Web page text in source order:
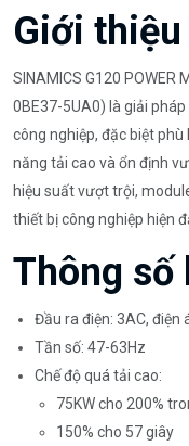
Giới
SINAMICS G120 POWER
0BE37-5UA0) là giải
công nghiệp, đặc biệt
năng tải cao và ổn định
hiệu suất vượt trội,
thiết bị công nghiệp hiện
Thông số
Đầu ra điện: 3AC, điện
Tần số: 47-63Hz
Chế độ quá tải cao:
75KW cho 200%
150% cho 57 giây